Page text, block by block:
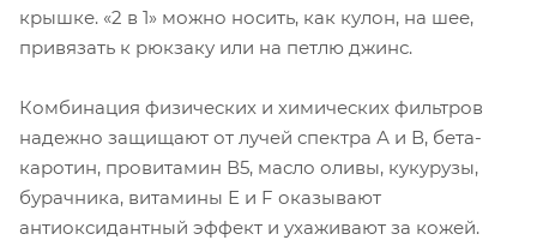
крышке. «2 в 1» можно носить, как кулон, на шее,
привязать к рюкзаку или на петлю джинс.
Комбинация физических и химических фильтров
надежно защищают от лучей спектра А и В, бета-
каротин, провитамин В5, масло оливы, кукурузы,
бурачника, витамины Е и F оказывают
антиоксидантный эффект и ухаживают за кожей.